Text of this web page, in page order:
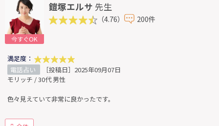
今すぐOK
鎧塚エルサ 先生
（4.76） 200件
満足度：
電話占い
［投稿日］2025年09月07日
モリッチ / 30代 男性
色々見えていて非常に良かったです。